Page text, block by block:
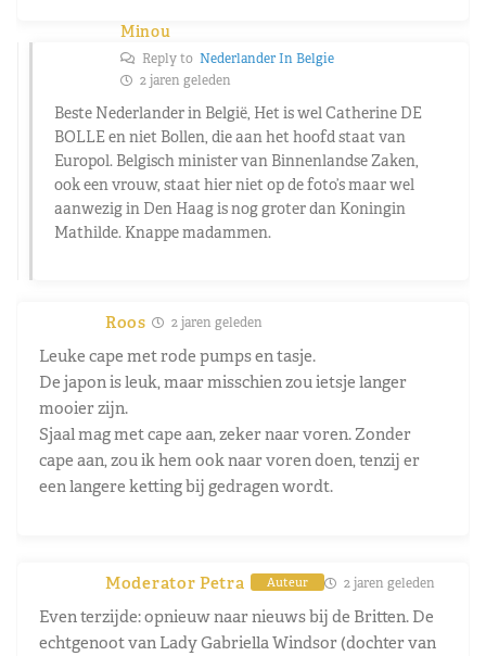
Minou
Reply to Nederlander In Belgie
2 jaren geleden
Beste Nederlander in België, Het is wel Catherine DE
BOLLE en niet Bollen, die aan het hoofd staat van
Europol. Belgisch minister van Binnenlandse Zaken,
ook een vrouw, staat hier niet op de foto’s maar wel
aanwezig in Den Haag is nog groter dan Koningin
Mathilde. Knappe madammen.
Roos 2 jaren geleden
Leuke cape met rode pumps en tasje.
De japon is leuk, maar misschien zou ietsje langer
mooier zijn.
Sjaal mag met cape aan, zeker naar voren. Zonder
cape aan, zou ik hem ook naar voren doen, tenzij er
een langere ketting bij gedragen wordt.
Moderator Petra Auteur 2 jaren geleden
Even terzijde: opnieuw naar nieuws bij de Britten. De
echtgenoot van Lady Gabriella Windsor (dochter van